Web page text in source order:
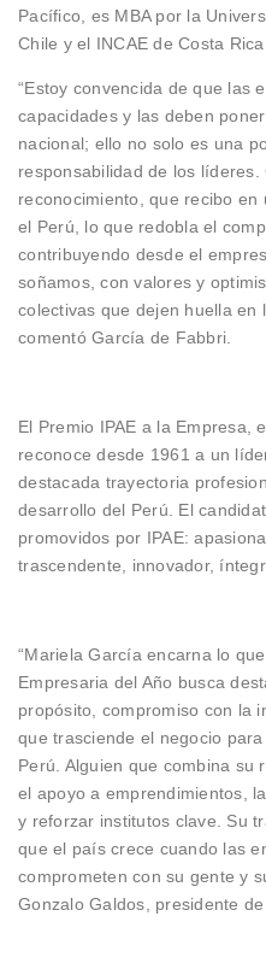
Pacífico, es MBA por la
Chile y el INCAE de Costa Rica.
“Estoy convencida de que las
capacidades y las deben
nacional; ello no solo es una
responsabilidad de los líderes.
reconocimiento, que recibo en
el Perú, lo que redobla el
contribuyendo desde el
soñamos, con valores y
colectivas que dejen huella en
comentó García de Fabbri.
El Premio IPAE a la Empresa,
reconoce desde 1961 a un
destacada trayectoria
desarrollo del Perú. El
promovidos por IPAE:
trascendente, innovador,
“Mariela García encarna lo
Empresaria del Año busca
propósito, compromiso con la
que trasciende el negocio
Perú. Alguien que combina su
el apoyo a emprendimientos,
y reforzar institutos clave. Su
que el país crece cuando las
comprometen con su gente y
Gonzalo Galdos, presidente